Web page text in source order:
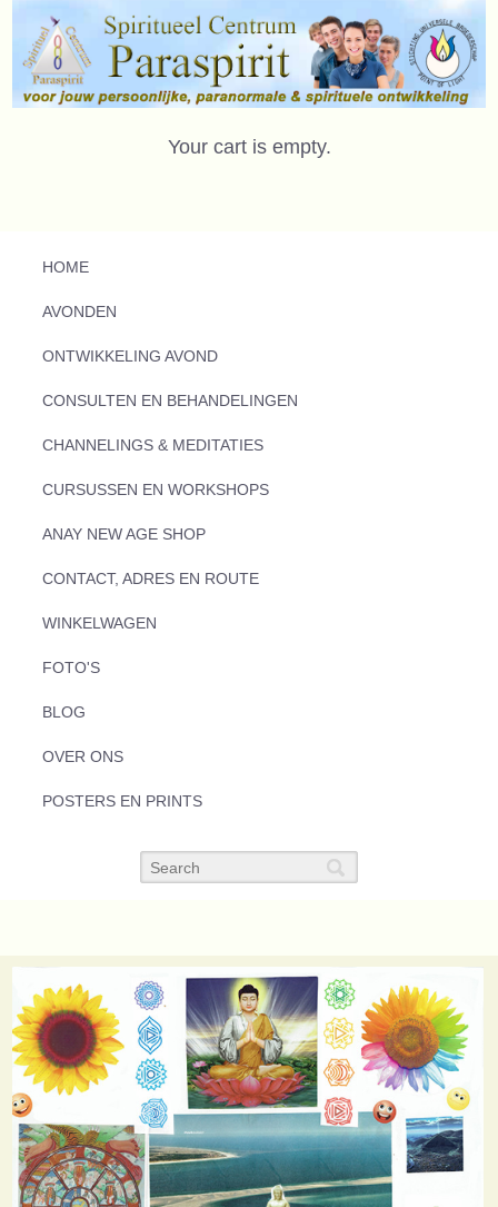
Your cart is empty.
HOME
AVONDEN
ONTWIKKELING AVOND
CONSULTEN EN BEHANDELINGEN
CHANNELINGS & MEDITATIES
CURSUSSEN EN WORKSHOPS
ANAY NEW AGE SHOP
CONTACT, ADRES EN ROUTE
WINKELWAGEN
FOTO'S
BLOG
OVER ONS
POSTERS EN PRINTS